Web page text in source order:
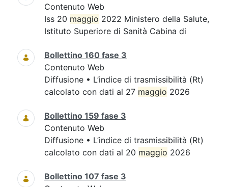
Contenuto Web
Iss 20 maggio 2022 Ministero della Salute,
Istituto Superiore di Sanità Cabina di
Bollettino 160 fase 3
Contenuto Web
Diffusione • L’indice di trasmissibilità (Rt)
calcolato con dati al 27 maggio 2026
Bollettino 159 fase 3
Contenuto Web
Diffusione • L’indice di trasmissibilità (Rt)
calcolato con dati al 20 maggio 2026
Bollettino 107 fase 3